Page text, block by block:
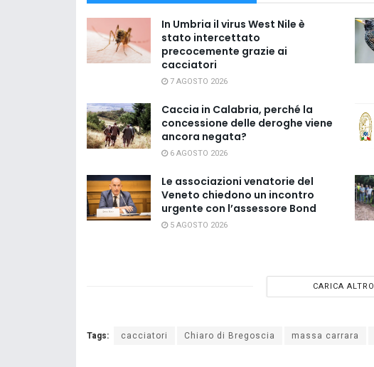
In Umbria il virus West Nile è
stato intercettato
precocemente grazie ai
cacciatori
7 AGOSTO 2026
Caccia in Calabria, perché la
concessione delle deroghe viene
ancora negata?
6 AGOSTO 2026
Le associazioni venatorie del
Veneto chiedono un incontro
urgente con l’assessore Bond
5 AGOSTO 2026
CARICA ALTRO
Tags: cacciatori Chiaro di Bregoscia massa carrara